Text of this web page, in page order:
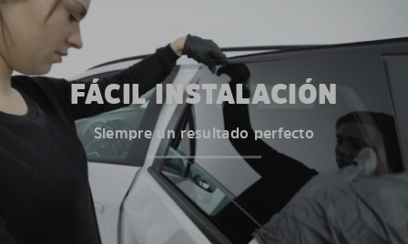
FÁCIL INSTALACIÓN
Siempre un resultado perfecto